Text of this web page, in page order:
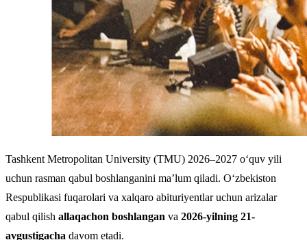
Tashkent Metropolitan University (TMU) 2026–2027 o‘quv yili
uchun rasman qabul boshlanganini ma’lum qiladi. O‘zbekiston
Respublikasi fuqarolari va xalqaro abituriyentlar uchun arizalar
qabul qilish allaqachon boshlangan va 2026-yilning 21-
avgustigacha davom etadi.